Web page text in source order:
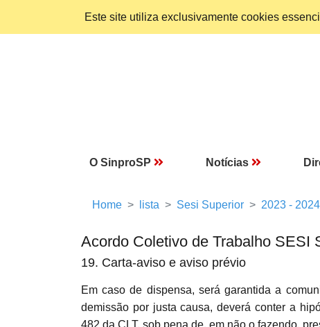
Este site utiliza exclusivamente cookies
O SinproSP Notícias
Home lista Sesi Superior 2023 - 2024
Acordo Coletivo de Trabalho SESI
19. Carta-aviso e aviso prévio
Em caso de dispensa, será garantida a
demissão por justa causa, deverá conter a
482 da CLT, sob pena de, em não o fazendo,